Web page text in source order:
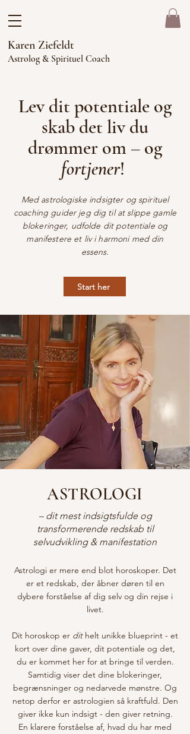
Karen Ziefeldt
Astrolog & Spirituel Coach
Lev dit potentiale og
skab det liv du
drømmer om – og
fortjener!
Med astrologiske indsigter og spirituel
coaching guider jeg dig til at slippe gamle
blokeringer, udfolde dit potentiale og
manifestere et liv i harmoni med din
essens.
Start her
ASTROLOGI
– dit mest indsigtsfulde og
transformerende redskab til
selvudvikling & manifestation
Astrologi er mere end blot horoskoper. Det
er et redskab, der åbner døren til en
dybere forståelse af dig selv og din rejse i
livet.
Dit horoskop er dithelt unikke blueprint - et
kort over dine gaver, dit potentiale og det,
du er kommet her for at bringe til verden.
Samtidig viser det dine blokeringer,
begrænsninger og nedarvede mønstre. Og
netop derfor er astrologien så kraftfuld. Den
giver ikke kun indsigt - den giver retning.
En klarere forståelse af, hvad du har med